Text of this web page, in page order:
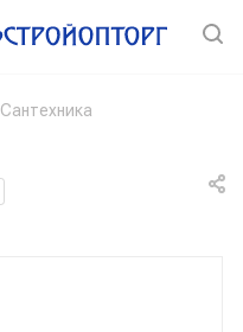
Сантехника